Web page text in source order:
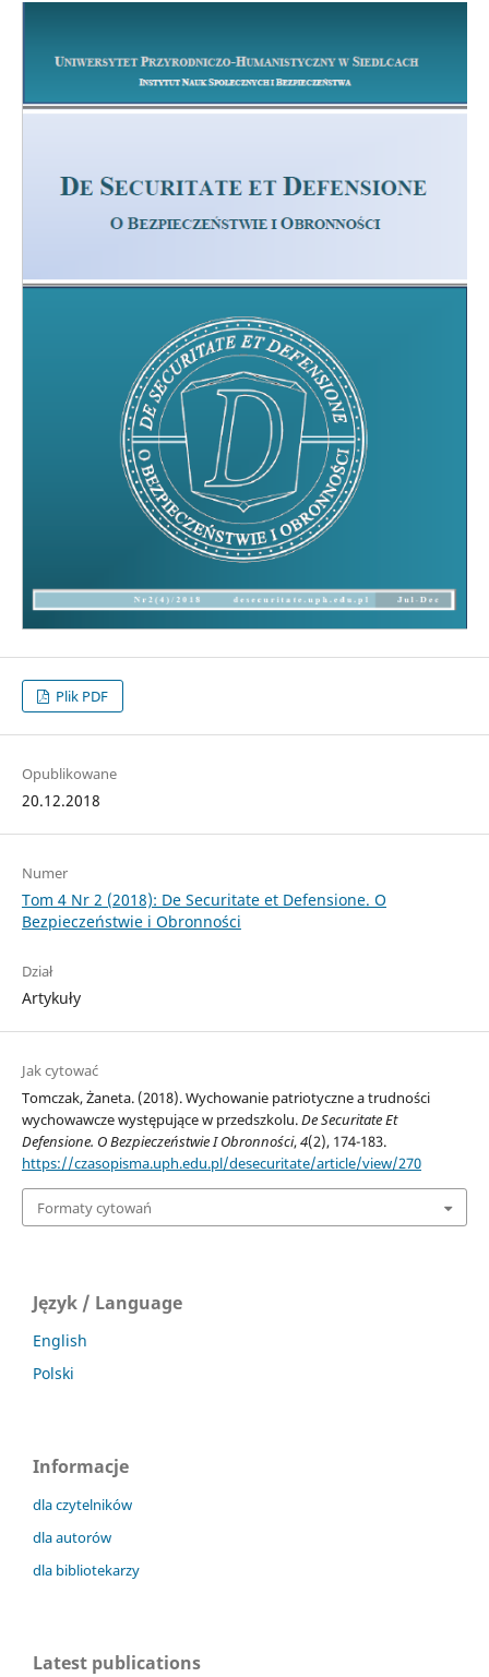
Plik PDF
Opublikowane
20.12.2018
Numer
Tom 4 Nr 2 (2018): De Securitate et Defensione. O
Bezpieczeństwie i Obronności
Dział
Artykuły
Jak cytować
Tomczak, Żaneta. (2018). Wychowanie patriotyczne a trudności
wychowawcze występujące w przedszkolu.De Securitate Et
Defensione. O Bezpieczeństwie I Obronności,4(2), 174-183.
https://czasopisma.uph.edu.pl/desecuritate/article/view/270
Formaty cytowań
Język / Language
English
Polski
Informacje
dla czytelników
dla autorów
dla bibliotekarzy
Latest publications